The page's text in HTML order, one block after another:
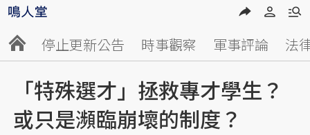
停止更新公告 時事觀察 軍事評論 法
「特殊選才」拯救專才學生？
或只是瀕臨崩壞的制度？